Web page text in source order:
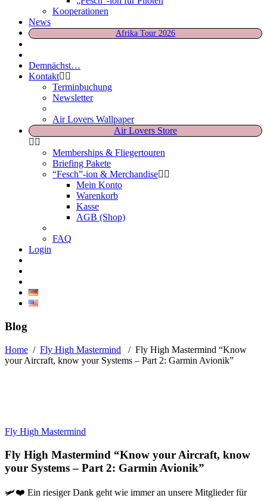
Kooperationen
News
Afrika Tour 2026
Demnächst…
Kontakt
Terminbuchung
Newsletter
Air Lovers Wallpaper
Air Lovers Store
Memberships & Fliegertouren
Briefing Pakete
“Fesch”-ion & Merchandise
Mein Konto
Warenkorb
Kasse
AGB (Shop)
FAQ
Login
Blog
Home / Fly High Mastermind / Fly High Mastermind “Know
your Aircraft, know your Systems – Part 2: Garmin Avionik”
Fly High Mastermind
Fly High Mastermind “Know your Aircraft, know
your Systems – Part 2: Garmin Avionik”
🛩️❤️ Ein riesiger Dank geht wie immer an unsere Mitglieder für